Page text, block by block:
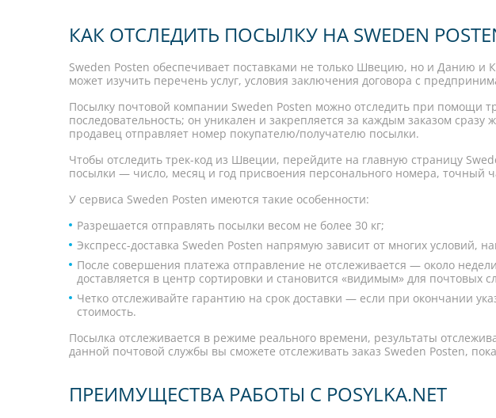
КАК ОТСЛЕДИТЬ ПОСЫЛКУ НА SWEDEN
Sweden Posten обеспечивает поставками не только Швецию, но и Данию
может изучить перечень услуг, условия заключения договора с
Посылку почтовой компании Sweden Posten можно отследить при помощи
последовательность; он уникален и закрепляется за каждым заказом
продавец отправляет номер покупателю/получателю посылки.
Чтобы отследить трек-код из Швеции, перейдите на главную страницу
посылки — число, месяц и год присвоения персонального номера, точный
У сервиса Sweden Posten имеются такие особенности:
Разрешается отправлять посылки весом не более 30 кг;
Экспресс-доставка Sweden Posten напрямую зависит от многих условий,
После совершения платежа отправление не отслеживается — около
доставляется в центр сортировки и становится «видимым» для почтовых
Четко отслеживайте гарантию на срок доставки — если при окончании
стоимость.
Посылка отслеживается в режиме реального времени, результаты
данной почтовой службы вы сможете отслеживать заказ Sweden Posten,
ПРЕИМУЩЕСТВА РАБОТЫ С POSYLKA.NET